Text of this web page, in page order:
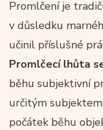
Promlčení je
v důsledku
učinil příslušné
Promlčecí lhůta
běhu subjektivní
určitým
počátek běhu